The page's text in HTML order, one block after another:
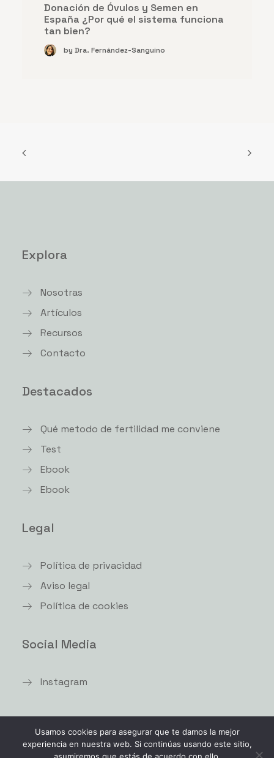
Donación de Óvulos y Semen en
España ¿Por qué el sistema funciona
tan bien?
by Dra. Fernández-Sanguino
Explora
Nosotras
Artículos
Recursos
Contacto
Destacados
Qué metodo de fertilidad me conviene
Test
Ebook
Ebook
Legal
Política de privacidad
Aviso legal
Política de cookies
Social Media
Instagram
© 2026 Junos Womb. All rights reserved
Usamos cookies para asegurar que te damos la mejor
experiencia en nuestra web. Si continúas usando este sitio,